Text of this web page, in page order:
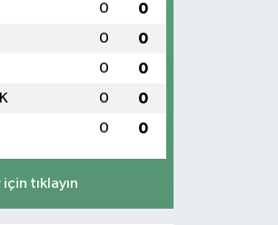
0 0
0 0
0 0
0 0
0 0
tıklayın